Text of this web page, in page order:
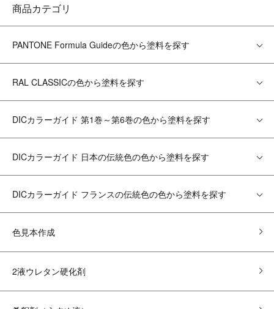
商品カテゴリ
PANTONE Formula Guideの色から塗料を探す
RAL CLASSICの色から塗料を探す
DICカラーガイド 第1巻～第6巻の色から塗料を探す
DICカラーガイド 日本の伝統色の色から塗料を探す
DICカラーガイド フランスの伝統色の色から塗料を探す
色見本作成
2液ウレタン硬化剤